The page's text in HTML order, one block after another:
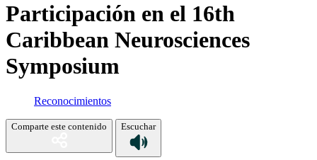
Participación en el 16th
Caribbean Neurosciences
Symposium
Reconocimientos
Comparte este contenido Escuchar